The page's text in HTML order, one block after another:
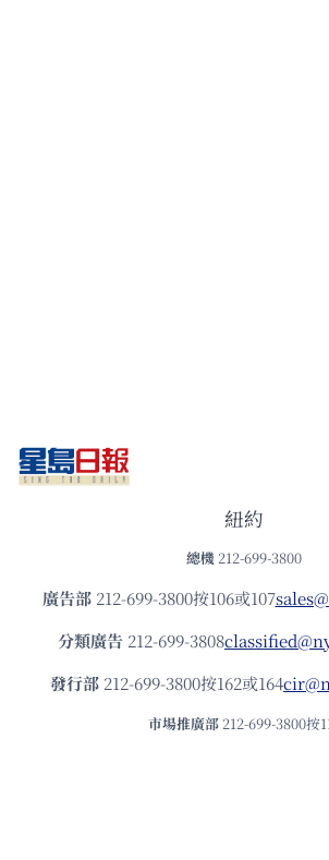
紐約
總機 212-699-3800
廣告部212-699-3800按106或107
分類廣告 212-699-3808
發⾏部 212-699-3800按162或164
市場推廣部 212-699-3800按